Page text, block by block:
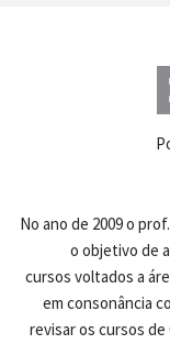
No ano de 2009 o
o objetivo de
cursos voltados a
em consonância
revisar os cursos